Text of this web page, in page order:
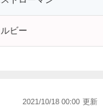
ビー
2021/10/18 00:00